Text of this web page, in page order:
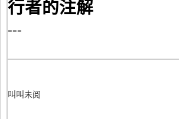
行者的注解
---
叫叫未阅